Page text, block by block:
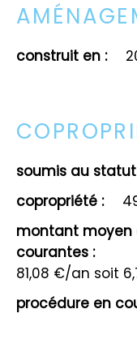
construit en :
soumis au
copropriété :
montant moyen
courantes :
81,08 €/an soit
procédure en